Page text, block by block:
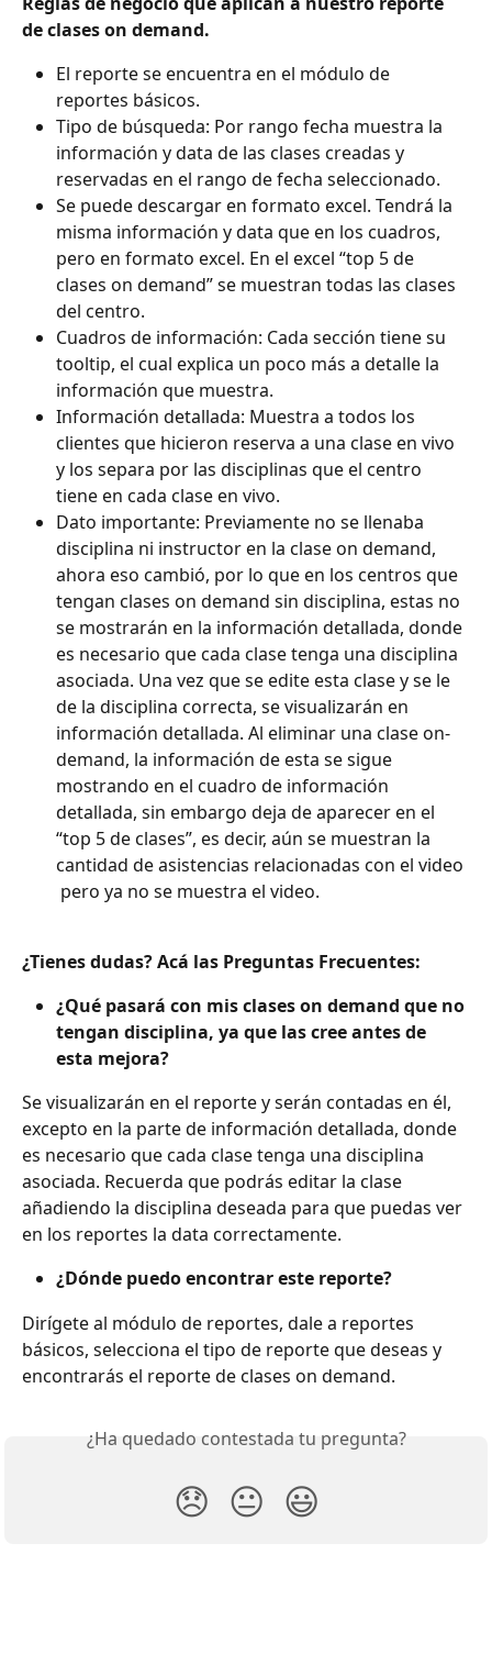
de clases on demand.
El reporte se encuentra en el módulo de
reportes básicos.
Tipo de búsqueda: Por rango fecha muestra la
información y data de las clases creadas y
reservadas en el rango de fecha seleccionado.
Se puede descargar en formato excel. Tendrá la
misma información y data que en los cuadros,
pero en formato excel. En el excel “top 5 de
clases on demand” se muestran todas las clases
del centro.
Cuadros de información: Cada sección tiene su
tooltip, el cual explica un poco más a detalle la
información que muestra.
Información detallada: Muestra a todos los
clientes que hicieron reserva a una clase en vivo
y los separa por las disciplinas que el centro
tiene en cada clase en vivo.
Dato importante: Previamente no se llenaba
disciplina ni instructor en la clase on demand,
ahora eso cambió, por lo que en los centros que
tengan clases on demand sin disciplina, estas no
se mostrarán en la información detallada, donde
es necesario que cada clase tenga una disciplina
asociada. Una vez que se edite esta clase y se le
de la disciplina correcta, se visualizarán en
información detallada. Al eliminar una clase on-
demand, la información de esta se sigue
mostrando en el cuadro de información
detallada, sin embargo deja de aparecer en el
“top 5 de clases”, es decir, aún se muestran la
cantidad de asistencias relacionadas con el video
pero ya no se muestra el video.
¿Tienes dudas? Acá las Preguntas Frecuentes:
¿Qué pasará con mis clases on demand que no
tengan disciplina, ya que las cree antes de
esta mejora?
Se visualizarán en el reporte y serán contadas en él,
excepto en la parte de información detallada, donde
es necesario que cada clase tenga una disciplina
asociada. Recuerda que podrás editar la clase
añadiendo la disciplina deseada para que puedas ver
en los reportes la data correctamente.
¿Dónde puedo encontrar este reporte?
Dirígete al módulo de reportes, dale a reportes
básicos, selecciona el tipo de reporte que deseas y
encontrarás el reporte de clases on demand.
¿Ha quedado contestada tu pregunta?
😞 😐 😃